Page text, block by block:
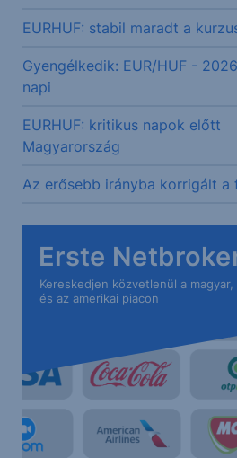
EURHUF: stabil maradt a
Gyengélkedik: EUR/HUF -
napi
EURHUF: kritikus napok előtt
Magyarország
Az erősebb irányba korrigált a
Erste
Kereskedjen közvetlenül a
és az amerikai piacon